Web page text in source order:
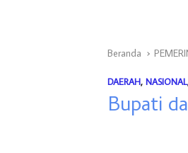
Beranda
DAERAH, NASIONAL
Bupati